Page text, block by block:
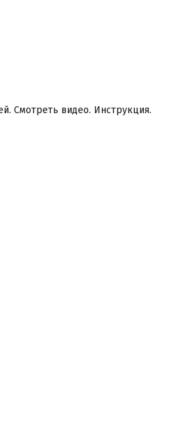
Смотреть видео. Инструкция.